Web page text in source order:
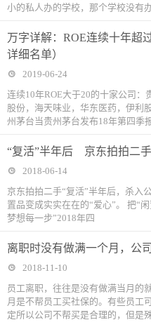
小的私人办的学校，那个学校没有
万字详解：ROE连续十年超
详细名单）
2019-06-24
连续10年ROE大于20的十家公司
股份，海天味业，华东医药，伊利
州茅台当贵州茅台发布18年第四季
“复活”半年后 京东拍拍二
2018-06-14
京东拍拍二手“复活”半年后，杀入
置品变成实实在在的“爱心”。 把“
梦想每一步”2018年四
离职时没有做满一个月，公
2018-11-10
员工离职，往往是没有做满当月的
月是不帮员工买社保的。有些员工
定所以公司不帮买是合理的，但是